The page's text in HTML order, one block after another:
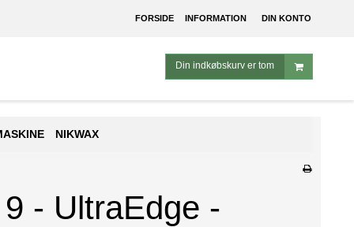
FORSIDE INFORMATION DIN KONTO
Din indkøbskurv er tom
NIKWAX
- UltraEdge -